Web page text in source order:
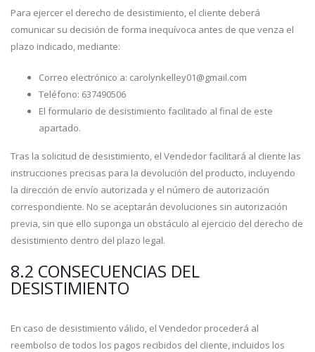
Para ejercer el derecho de desistimiento, el cliente deberá
comunicar su decisión de forma inequívoca antes de que venza el
plazo indicado, mediante:
Correo electrónico a: carolynkelley01@gmail.com
Teléfono: 637490506
El formulario de desistimiento facilitado al final de este
apartado.
Tras la solicitud de desistimiento, el Vendedor facilitará al cliente las
instrucciones precisas para la devolución del producto, incluyendo
la dirección de envío autorizada y el número de autorización
correspondiente. No se aceptarán devoluciones sin autorización
previa, sin que ello suponga un obstáculo al ejercicio del derecho de
desistimiento dentro del plazo legal.
8.2 CONSECUENCIAS DEL
DESISTIMIENTO
En caso de desistimiento válido, el Vendedor procederá al
reembolso de todos los pagos recibidos del cliente, incluidos los